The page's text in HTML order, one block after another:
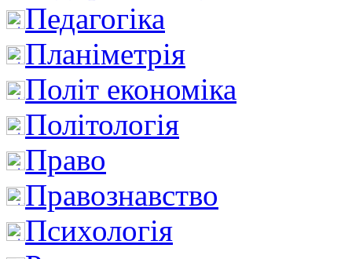
Педагогіка
Планіметрія
Політ економіка
Політологія
Право
Правознавство
Психологія